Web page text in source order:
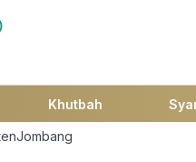
Khutbah
Jombang